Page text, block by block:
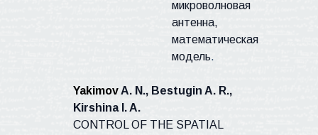
микроволновая
антенна,
математическая
модель.
YakimovA. N., Bestugin A. R.,
Kirshina I. A.
CONTROL OF THE SPATIAL